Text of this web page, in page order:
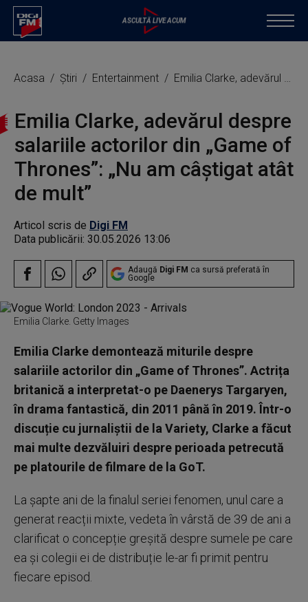
Acasa Știri Entertainment Emilia Clarke, adevărul despre salariile actorilor din „Game of Thrones”: „Nu am câștigat atât de mult”
Emilia Clarke, adevărul despre
salariile actorilor din „Game of
Thrones”: „Nu am câștigat atât
de mult”
Articol scris de Digi FM
Data publicării: 30.05.2026 13:06
Adaugă Digi FM ca sursă preferată în
Google
Emilia Clarke. Getty Images
Emilia Clarke demontează miturile despre
salariile actorilor din „Game of Thrones”. Actrița
britanică a interpretat-o ​​pe Daenerys Targaryen,
în drama fantastică, din 2011 până în 2019. Într-o
discuție cu jurnaliștii de la Variety, Clarke a făcut
mai multe dezvăluiri despre perioada petrecută
pe platourile de filmare de la GoT.
La șapte ani de la finalul seriei fenomen, unul care a
generat reacții mixte, vedeta în vârstă de 39 de ani a
clarificat o concepție greșită despre sumele pe care
ea și colegii ei de distribuție le-ar fi primit pentru
fiecare episod.